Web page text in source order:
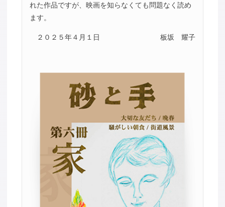
れた作品ですが、映画を知らなくても問題なく読め
ます。
２０２５年４月１日 板坂 耀子